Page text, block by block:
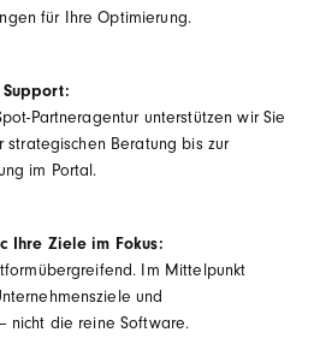
für Ihre Optimierung.
Support:
Partneragentur unterstützen wir Sie
strategischen Beratung bis zur
im Portal.
Ihre Ziele im Fokus:
Im Mittelpunkt
und
nicht die reine Software.